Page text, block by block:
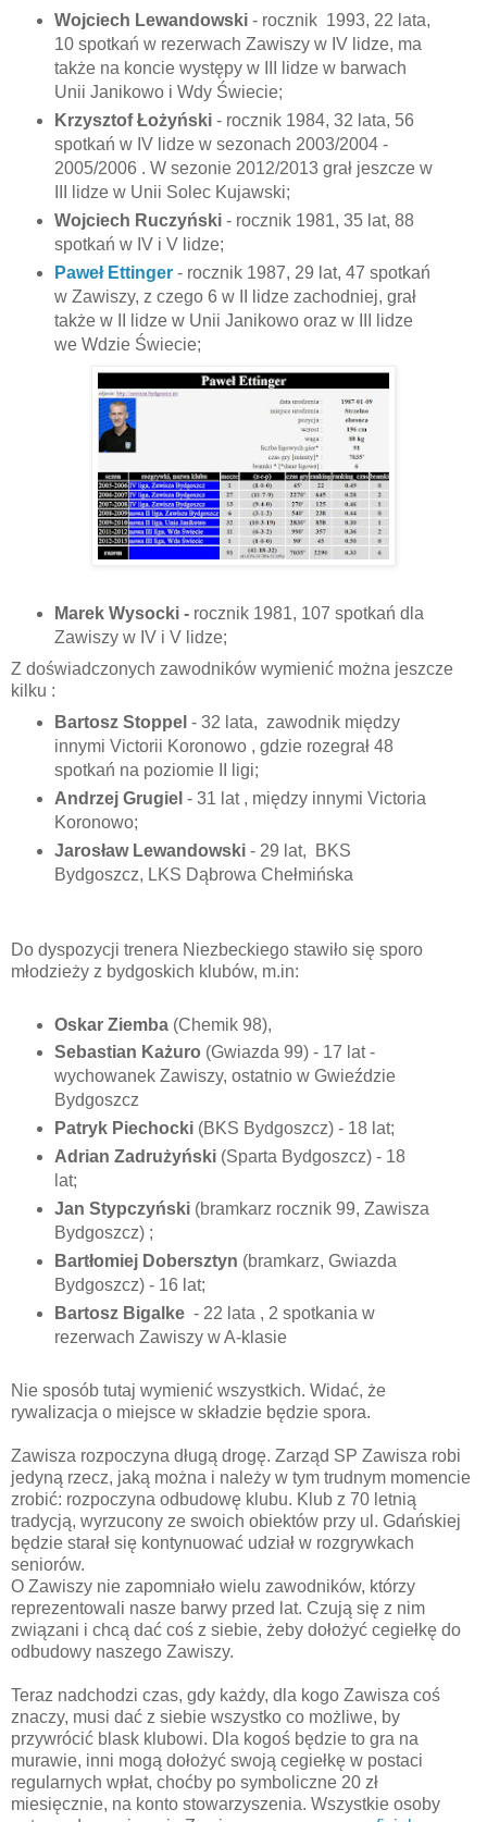
Wojciech Lewandowski- rocznik 1993, 22 lata,
10 spotkań w rezerwach Zawiszy w IV lidze, ma
także na koncie występy w III lidze w barwach
Unii Janikowo i Wdy Świecie;
Krzysztof Łożyński- rocznik 1984, 32 lata, 56
spotkań w IV lidze w sezonach 2003/2004 -
2005/2006 . W sezonie 2012/2013 grał jeszcze w
III lidze w Unii Solec Kujawski;
Wojciech Ruczyński- rocznik 1981, 35 lat, 88
spotkań w IV i V lidze;
Paweł Ettinger- rocznik 1987, 29 lat, 47 spotkań
w Zawiszy, z czego 6 w II lidze zachodniej, grał
także w II lidze w Unii Janikowo oraz w III lidze
we Wdzie Świecie;
Marek Wysocki - rocznik 1981, 107 spotkań dla
Zawiszy w IV i V lidze;
Z doświadczonych zawodników wymienić można jeszcze
kilku :
Bartosz Stoppel - 32 lata, zawodnik między
innymi Victorii Koronowo , gdzie rozegrał 48
spotkań na poziomie II ligi;
Andrzej Grugiel - 31 lat , między innymi Victoria
Koronowo;
Jarosław Lewandowski- 29 lat, BKS
Bydgoszcz, LKS Dąbrowa Chełmińska
Do dyspozycji trenera Niezbeckiego stawiło się sporo
młodzieży z bydgoskich klubów, m.in:
Oskar Ziemba(Chemik 98),
Sebastian Każuro (Gwiazda 99) - 17 lat -
wychowanek Zawiszy, ostatnio w Gwieździe
Bydgoszcz
Patryk Piechocki(BKS Bydgoszcz) - 18 lat;
Adrian Zadrużyński(Sparta Bydgoszcz) - 18
lat;
Jan Stypczyński(bramkarz rocznik 99, Zawisza
Bydgoszcz) ;
Bartłomiej Dobersztyn (bramkarz, Gwiazda
Bydgoszcz) - 16 lat;
Bartosz Bigalke- 22 lata , 2 spotkania w
rezerwach Zawiszy w A-klasie
Nie sposób tutaj wymienić wszystkich. Widać, że
rywalizacja o miejsce w składzie będzie spora.
Zawisza rozpoczyna długą drogę. Zarząd SP Zawisza robi
jedyną rzecz, jaką można i należy w tym trudnym momencie
zrobić: rozpoczyna odbudowę klubu. Klub z 70 letnią
tradycją, wyrzucony ze swoich obiektów przy ul. Gdańskiej
będzie starał się kontynuować udział w rozgrywkach
seniorów.
O Zawiszy nie zapomniało wielu zawodników, którzy
reprezentowali nasze barwy przed lat. Czują się z nim
związani i chcą dać coś z siebie, żeby dołożyć cegiełkę do
odbudowy naszego Zawiszy.
Teraz nadchodzi czas, gdy każdy, dla kogo Zawisza coś
znaczy, musi dać z siebie wszystko co możliwe, by
przywrócić blask klubowi. Dla kogoś będzie to gra na
murawie, inni mogą dołożyć swoją cegiełkę w postaci
regularnych wpłat, choćby po symboliczne 20 zł
miesięcznie, na konto stowarzyszenia. Wszystkie osoby